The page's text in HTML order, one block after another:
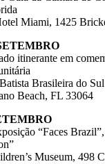
Miami, 1425
itinerante em
Brasileira do
Beach, FL 33064
“Faces
Museum, 498